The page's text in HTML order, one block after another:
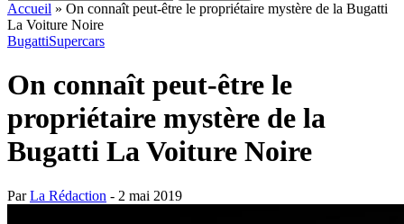
Accueil » On connaît peut-être le propriétaire mystère de la Bugatti
La Voiture Noire
BugattiSupercars
On connaît peut-être le
propriétaire mystère de la
Bugatti La Voiture Noire
ParLa Rédaction - 2 mai 2019